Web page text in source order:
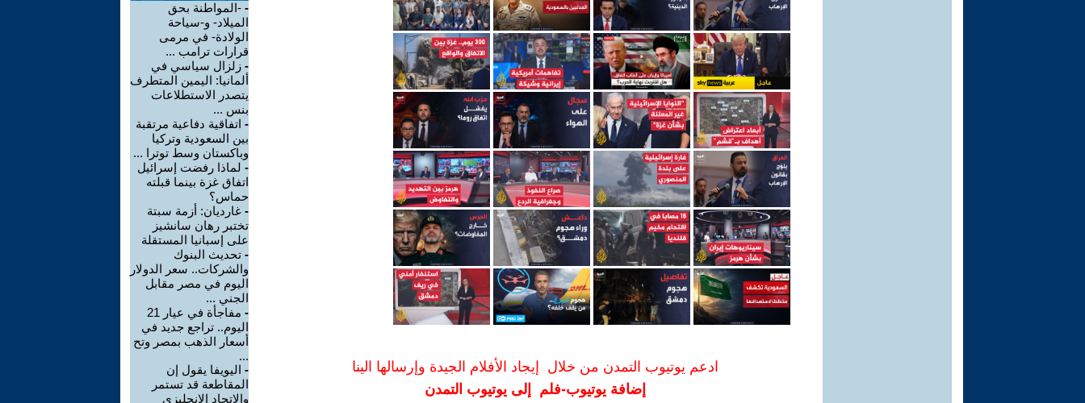
ادعم يوتيوب التمدن من خلال إيجاد الأفلام الجيدة وإرسالها الينا
إضافة يوتيوب-فلم إلى يوتيوب التمدن
- -المواطنة بحق
الميلاد- و-سياحة
الولادة- في مرمى
قرارات ترامب ...
- زلزال سياسي في
ألمانيا: اليمين المتطرف
يتصدر الاستطلاعات
بنس ...
- اتفاقية دفاعية مرتقبة
بين السعودية وتركيا
وباكستان وسط توترا ...
- لماذا رفضت إسرائيل
اتفاق غزة بينما قبلته
حماس؟
- غارديان: أزمة سبتة
تختبر رهان سانشيز
على إسبانيا المستقلة
- تحديث البنوك
والشركات.. سعر الدولار
اليوم في مصر مقابل
الجني ...
-
مفاجأة في عيار 21
اليوم.. تراجع جديد في
أسعار الذهب بمصر وتح
...
- اليويفا يقول إن
المقاطعة قد تستمر
والاتحاد الإنجليزي